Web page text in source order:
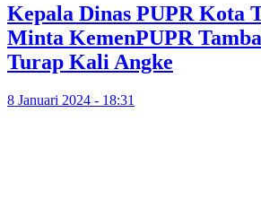
Kepala Dinas PUPR Kota
Minta KemenPUPR
Turap Kali Angke
8 Januari 2024 - 18:31